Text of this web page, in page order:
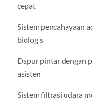
cepat
Sistem pencahayaan
biologis
Dapur pintar dengan
asisten
Sistem filtrasi udara